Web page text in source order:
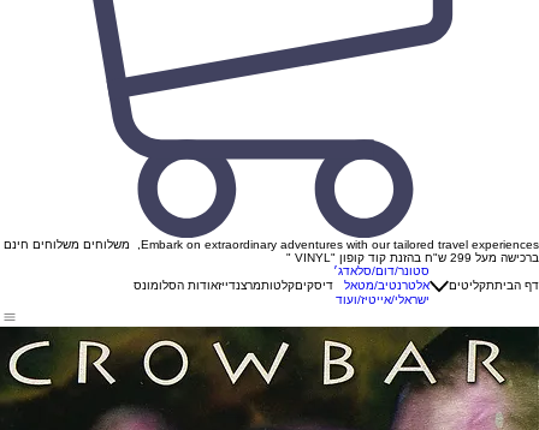
Embark on extraordinary adventures with our tailored travel experiences, משלוחים משלוחים חינם
ברכישה מעל 299 ש"ח בהזנת קוד קופון "VINYL "
דף הביתתקליטים
סטונר/דום/סלאדג׳
אלטרנטיב/מטאל
ישראלי/אייטיז/ועוד
דיסקיםקלטותמרצנדייזאודות הסלומונס